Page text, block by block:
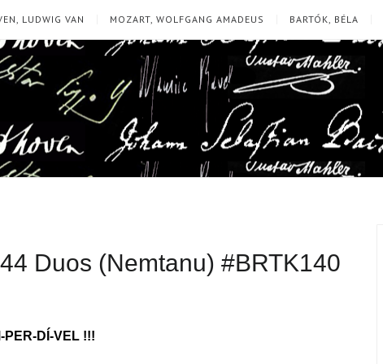
LUDWIG VAN MOZART, WOLFGANG AMADEUS BARTÓK, BÉLA
Duos (Nemtanu) #BRTK140
PER-DÍ-VEL !!!